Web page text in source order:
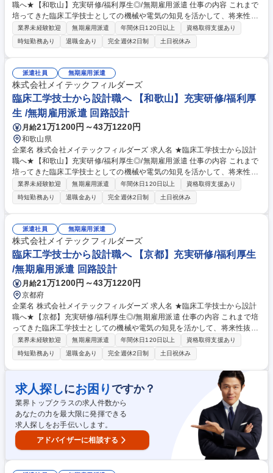
職へ★【和歌山】充実研修/福利厚生◎/無期雇用派遣 仕事の内容 これまで
培ってきた臨床工学技士としての機械や電気の知見を活かして、将来性抜
群の設計職にキャリアチェンジしませんか？充実した研修で未経験からで
もプロの設計者を目指せる環境があります。 研修にて一連の流れを学べる
ため、着実に実務スキルを向上させつつカーボンニュートラル実現に向け
た開発など社会的意義の高い取り組みに貢献し、やりがいも感じられる環
境で将来の幅を広げることができます。エンジニアが多数活躍しており、
業務負荷のコントロールもしやすいため、「キャリアも生活も大事にした
い」という方でもご活躍いただけます。 募集職種 ★臨床工学技士から設
計職へ★【和歌山】充実研修/福利厚生◎/無期雇用派遣
業界未経験歓迎 無期雇用派遣 年間休日120日以上
資格取得支援あり
時短勤務あり
退職金あり 完全週休2日制 土日祝休み
派遣社員 無期雇用派遣
株式会社メイテックフィルダーズ
臨床工学技士から設計職へ 【和歌山】充実研修/福利厚
生 /無期雇用派遣 回路設計
月給21万1200円～43万1220円
和歌山県
企業名 株式会社メイテックフィルダーズ 求人名 ★臨床工学技士から設計
職へ★【和歌山】充実研修/福利厚生◎/無期雇用派遣 仕事の内容 これまで
培ってきた臨床工学技士としての機械や電気の知見を活かして、将来性抜
群の設計職にキャリアチェンジしませんか？充実した研修で未経験からで
もプロの設計者を目指せる環境があります。 研修にて一連の流れを学べる
ため、着実に実務スキルを向上させつつカーボンニュートラル実現に向け
た開発など社会的意義の高い取り組みに貢献し、やりがいも感じられる環
境で将来の幅を広げることができます。エンジニアが多数活躍しており、
業務負荷のコントロールもしやすいため、「キャリアも生活も大事にした
い」という方でもご活躍いただけます。 募集職種 ★臨床工学技士から設
計職へ★【和歌山】充実研修/福利厚生◎/無期雇用派遣
業界未経験歓迎 無期雇用派遣 年間休日120日以上
資格取得支援あり
時短勤務あり
退職金あり 完全週休2日制 土日祝休み
派遣社員 無期雇用派遣
株式会社メイテックフィルダーズ
臨床工学技士から設計職へ 【京都】充実研修/福利厚生
/無期雇用派遣 回路設計
月給21万1200円～43万1220円
京都府
企業名 株式会社メイテックフィルダーズ 求人名 ★臨床工学技士から設計
職へ★【京都】充実研修/福利厚生◎/無期雇用派遣 仕事の内容 これまで培
ってきた臨床工学技士としての機械や電気の知見を活かして、将来性抜群
の設計職にキャリアチェンジしませんか？充実した研修で未経験からでも
プロの設計者を目指せる環境があります。 研修にて一連の流れを学べるた
め、着実に実務スキルを向上させつつカーボンニュートラル実現に向けた
開発など社会的意義の高い取り組みに貢献し、やりがいも感じられる環境
で将来の幅を広げることができます。エンジニアが多数活躍しており、業
務負荷のコントロールもしやすいため、「キャリアも生活も大事にした
い」という方でもご活躍いただけます。 募集職種 ★臨床工学技士から設
計職へ★【京都】充実研修/福利厚生◎/無期雇用派遣
業界未経験歓迎 無期雇用派遣 年間休日120日以上
資格取得支援あり
時短勤務あり
退職金あり 完全週休2日制 土日祝休み
求人探しにお困り ですか？
業界トップクラスの求人件数から
あなたの力を最大限に発揮できる
求人探しをお手伝いします。
アドバイザーに相談する